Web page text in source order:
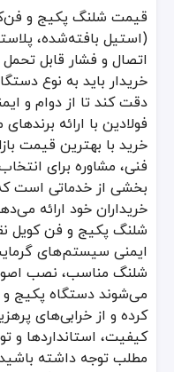
قیمت شلنگ پکیج و
(استیل بافته‌شده،
اتصال و فشار قابل
خریدار باید به نوع
دقت کند تا از دوام و
فولادین با ارائه
خرید با بهترین قیمت
فنی، مشاوره برای
بخشی از خدماتی است
خریداران خود ارائه
شلنگ پکیج و فن کویل
ایمنی سیستم‌های
شلنگ مناسب، نصب
می‌شوند دستگاه پکیج
کرده و از خرابی‌های
کیفیت، استانداردها
مطلب توجه داشته